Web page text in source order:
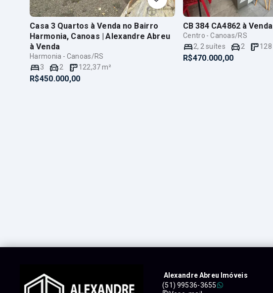
Casa 3 Quartos à Venda no Bairro
Harmonia, Canoas | Alexandre Abreu
à Venda
Harmonia - Canoas/RS
3
2 122,37m²
R$450.000,00
CB 384 CA4862 à Venda
Centro - Canoas/RS
2, 2 suítes 2 128
R$470.000,00
Alexandre Abreu Imóveis
(51) 99536-3655